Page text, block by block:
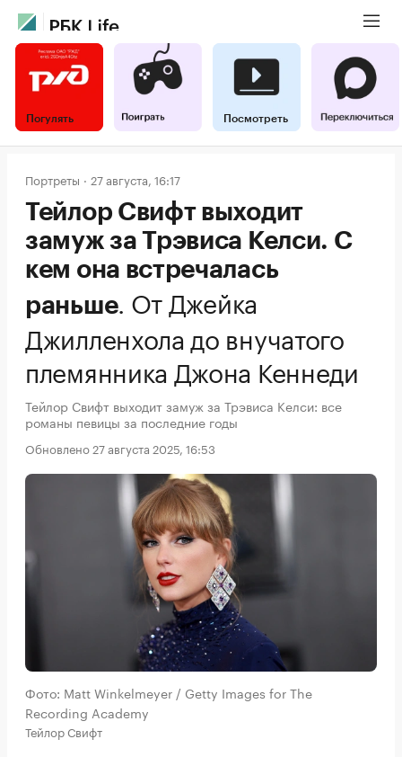
Погулять Посмотреть
Портреты 27 августа, 16:17
Тейлор Свифт выходит
замуж за Трэвиса Келси. С
кем она встречалась
раньше. От Джейка
Джилленхола до внучатого
племянника Джона Кеннеди
Тейлор Свифт выходит замуж за Трэвиса Келси: все
романы певицы за последние годы
Обновлено 27 августа 2025, 16:53
Фото: Matt Winkelmeyer / Getty Images for The
Recording Academy
Тейлор Свифт